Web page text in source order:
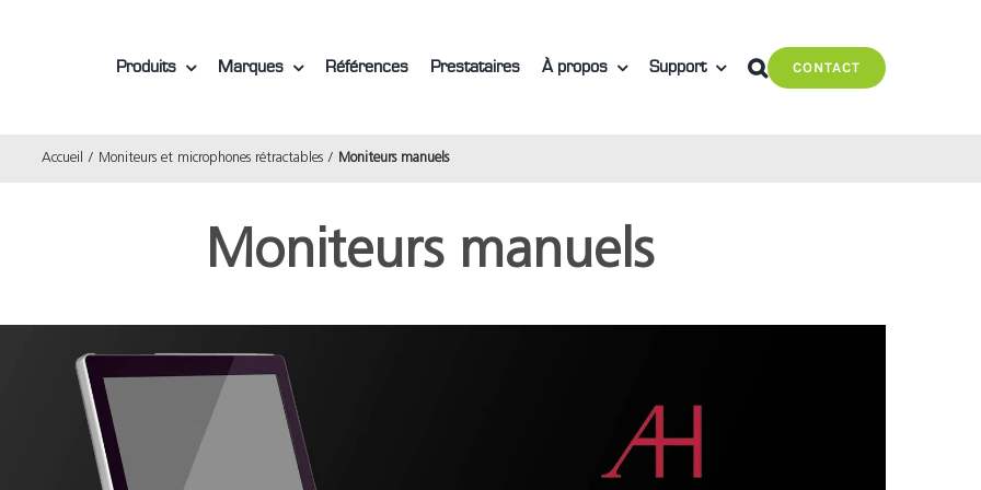
Produits Marques Références Prestataires À propos Support CONTACT
Accueil Moniteurs et microphones rétractables Moniteurs manuels
Moniteurs manuels